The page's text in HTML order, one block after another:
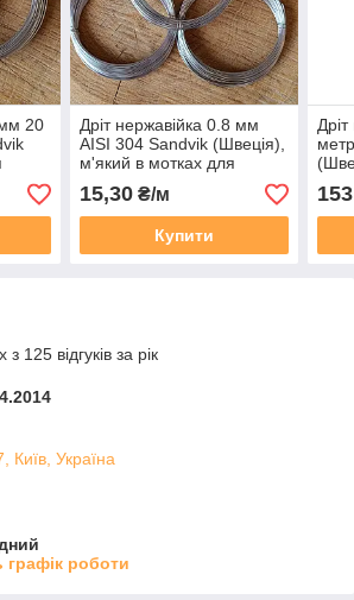
20
Дріт нержавійка 0.8 мм
AISI 304 Sandvik (Швеція),
м'який в мотках для
зв'язування
15,30₴/м
Купити
153
125 відгуків за рік
Київ, Україна
графік роботи